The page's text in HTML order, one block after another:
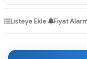
Listeye Ekle| Fiyat